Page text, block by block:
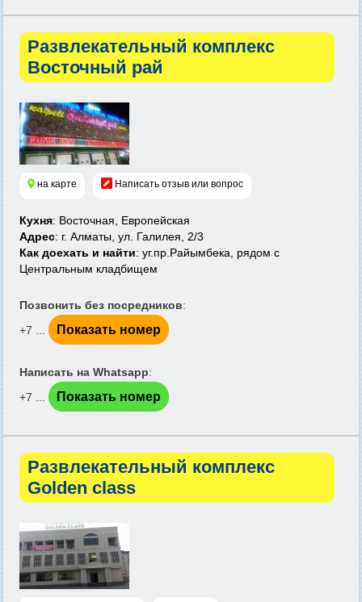
Развлекательный комплекс
Восточный рай
на карте Написать отзыв или вопрос
Кухня: Восточная, Европейская
Адрес: г. Алматы, ул. Галилея, 2/3
Как доехать и найти: уг.пр.Райымбека, рядом с
Центральным кладбищем
Позвонить без посредников:
+7 ...
Показать номер
Написать на Whatsapp:
+7 ...
Показать номер
Развлекательный комплекс
Golden class